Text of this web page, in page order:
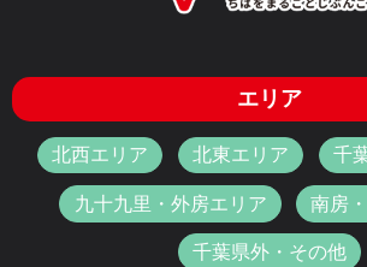
エリア
北西エリア 北東エリア 千
九十九里・外房エリア 南房
千葉県外・その他